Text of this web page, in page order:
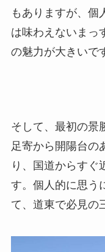
もありますが、個
は味わえないまっ
の魅力が大きいで
そして、最初の景
足寄から開陽台の
り、国道からすぐ
す。個人的に思う
て、道東で必見の